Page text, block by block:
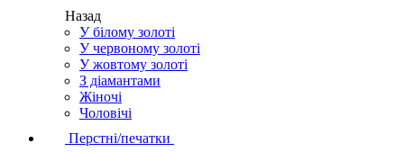
Назад
У білому золоті
У червоному золоті
У жовтому золоті
З діамантами
Жіночі
Чоловічі
Перстні/печатки